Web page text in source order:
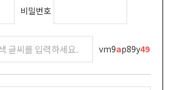
비밀번호
vm9ap89y49